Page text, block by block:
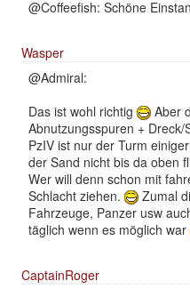
@Coffeefish: Schöne
Wasper
@Admiral:
Das ist wohl richtig
Aber
Abnutzungsspuren +
PzIV ist nur der Turm
der Sand nicht bis da oben
Wer will denn schon mit
Schlacht ziehen.
Zumal
Fahrzeuge, Panzer usw
täglich wenn es möglich war
CaptainRoger